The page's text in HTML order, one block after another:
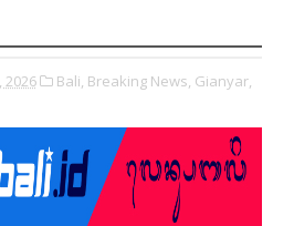
2026 Bali, Breaking News, Gianyar,